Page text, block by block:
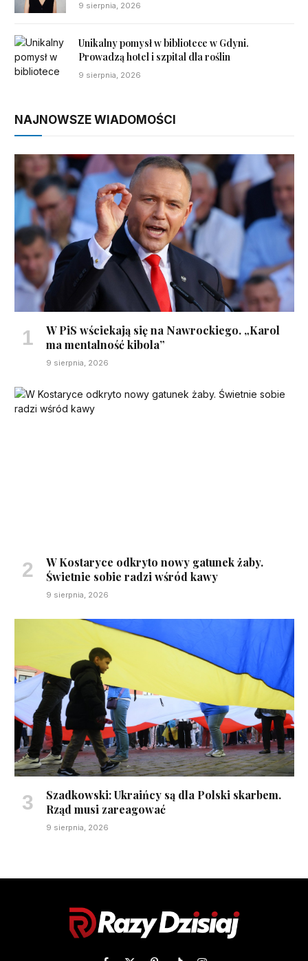
9 sierpnia, 2026
Unikalny pomysł w bibliotece w Gdyni.
Prowadzą hotel i szpital dla roślin
9 sierpnia, 2026
NAJNOWSZE WIADOMOŚCI
W PiS wściekają się na Nawrockiego. „Karol
ma mentalność kibola”
9 sierpnia, 2026
W Kostaryce odkryto nowy gatunek żaby.
Świetnie sobie radzi wśród kawy
9 sierpnia, 2026
Szadkowski: Ukraińcy są dla Polski skarbem.
Rząd musi zareagować
9 sierpnia, 2026